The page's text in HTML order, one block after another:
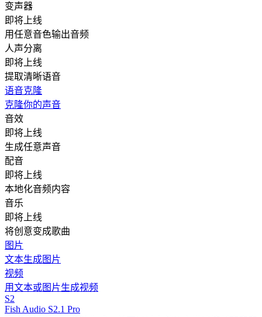
变声器
即将上线
用任意音色输出音频
人声分离
即将上线
提取清晰语音
语音克隆
克隆你的声音
音效
即将上线
生成任意声音
配音
即将上线
本地化音频内容
音乐
即将上线
将创意变成歌曲
图片
文本生成图片
视频
用文本或图片生成视频
S2
Fish Audio S2.1 Pro